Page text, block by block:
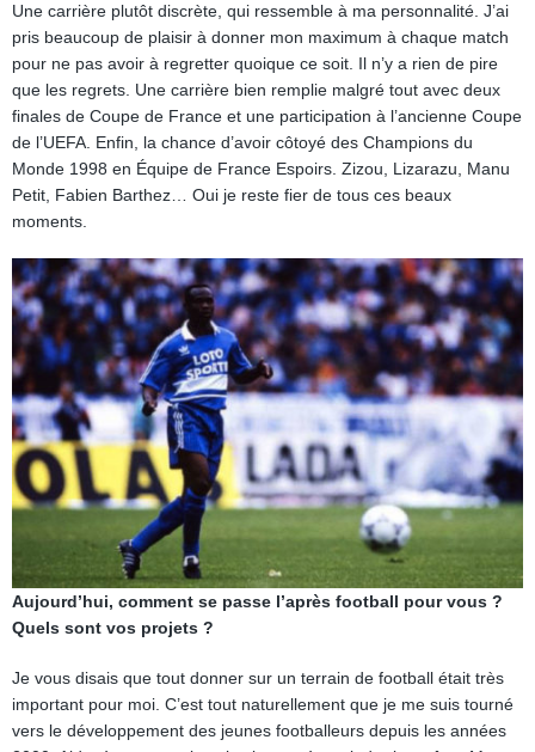
Une carrière plutôt discrète, qui ressemble à ma personnalité. J’ai
pris beaucoup de plaisir à donner mon maximum à chaque match
pour ne pas avoir à regretter quoique ce soit. Il n’y a rien de pire
que les regrets. Une carrière bien remplie malgré tout avec deux
finales de Coupe de France et une participation à l’ancienne Coupe
de l’UEFA. Enfin, la chance d’avoir côtoyé des Champions du
Monde 1998 en Équipe de France Espoirs. Zizou, Lizarazu, Manu
Petit, Fabien Barthez… Oui je reste fier de tous ces beaux
moments.
Aujourd’hui, comment se passe l’après football pour vous ?
Quels sont vos projets ?
Je vous disais que tout donner sur un terrain de football était très
important pour moi. C’est tout naturellement que je me suis tourné
vers le développement des jeunes footballeurs depuis les années